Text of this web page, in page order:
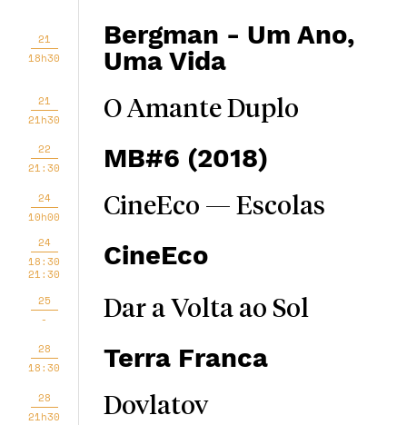
21
18h30
Bergman - Um Ano,
Uma Vida
21
21h30
O Amante Duplo
22
21:30
MB#6 (2018)
24
10h00
CineEco — Escolas
24
18:30
21:30
CineEco
25
-
Dar a Volta ao Sol
28
18:30
Terra Franca
28
21h30
Dovlatov